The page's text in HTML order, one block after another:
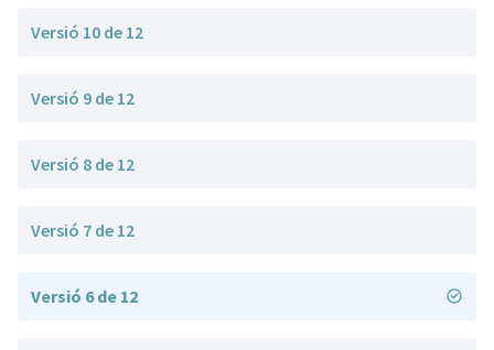
Versió 10 de 12
Versió 9 de 12
Versió 8 de 12
Versió 7 de 12
Versió 6 de 12